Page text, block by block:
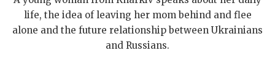
life, the idea of leaving her mom behind and flee
alone and the future relationship between Ukrainians
and Russians.